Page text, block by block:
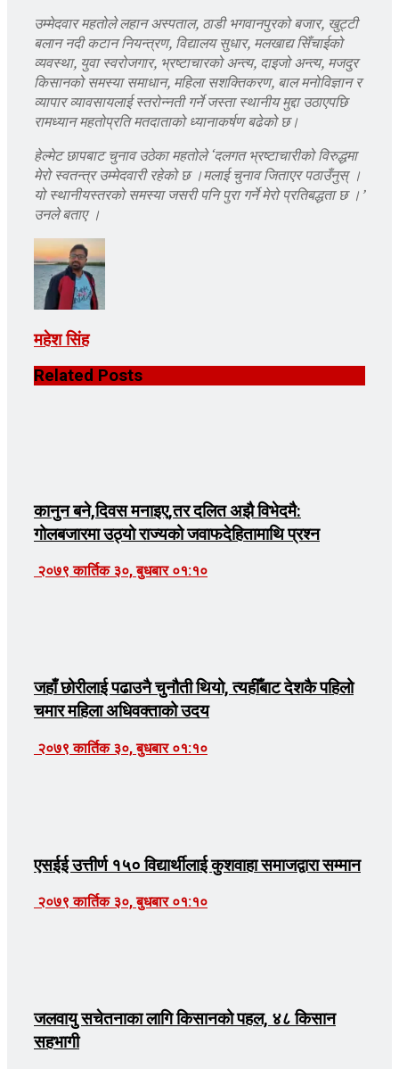
उम्मेदवार महतोले लहान अस्पताल, ठाडी भगवानपुरको बजार, खुट्टी
बलान नदी कटान नियन्त्रण, विद्यालय सुधार, मलखाद्य सिँचाईको
व्यवस्था, युवा स्वरोजगार, भ्रष्टाचारको अन्त्य, दाइजो अन्त्य, मजदुर
किसानको समस्या समाधान, महिला सशक्तिकरण, बाल मनोविज्ञान र
व्यापार व्यावसायलाई स्तरोन्नती गर्ने जस्ता स्थानीय मुद्दा उठाएपछि
रामध्यान महतोप्रति मतदाताको ध्यानाकर्षण बढेको छ।
हेल्मेट छापबाट चुनाव उठेका महतोले ‘दलगत भ्रष्टाचारीको विरुद्धमा
मेरो स्वतन्त्र उम्मेदवारी रहेको छ ।मलाई चुनाव जिताएर पठाउँनुस् ।
यो स्थानीयस्तरको समस्या जसरी पनि पुरा गर्ने मेरो प्रतिबद्धता छ ।’
उनले बताए ।
महेश सिंह
Related Posts
कानुन बने,दिवस मनाइए,तर दलित अझै विभेदमै:
गोलबजारमा उठ्यो राज्यको जवाफदेहितामाथि प्रश्न
२०७९ कार्तिक ३०, बुधबार ०१:१०
जहाँ छोरीलाई पढाउनै चुनौती थियो, त्यहीँबाट देशकै पहिलो
चमार महिला अधिवक्ताको उदय
२०७९ कार्तिक ३०, बुधबार ०१:१०
एसईई उत्तीर्ण १५० विद्यार्थीलाई कुशवाहा समाजद्वारा सम्मान
२०७९ कार्तिक ३०, बुधबार ०१:१०
जलवायु सचेतनाका लागि किसानको पहल, ४८ किसान
सहभागी